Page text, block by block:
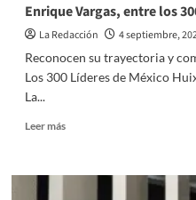
CAMBIO
CLIMÁTICO
Enrique Vargas, entre los
La Redacción
4 septiembre,
Reconocen su trayectoria y
Los 300 Líderes de México
La...
Leer másRead
Enrique